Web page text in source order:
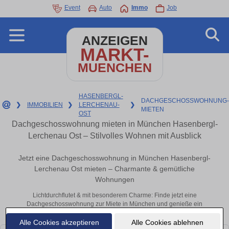
Alle Cookies akzeptieren Alle Cookies ablehnen
Event Auto Immo Job
ANZEIGEN
MARKT-
MUENCHEN
❯ IMMOBILIEN ❯
HASENBERGL-
LERCHENAU-
OST
❯
DACHGESCHOSSWOHNUNG-
MIETEN
Dachgeschosswohnung mieten in München Hasenbergl-
Lerchenau Ost – Stilvolles Wohnen mit Ausblick
Jetzt eine Dachgeschosswohnung in München Hasenbergl-
Lerchenau Ost mieten – Charmante & gemütliche
Wohnungen
Lichtdurchflutet & mit besonderem Charme: Finde jetzt eine
Dachgeschosswohnung zur Miete in München und genieße ein
einzigartiges Wohngefühl.